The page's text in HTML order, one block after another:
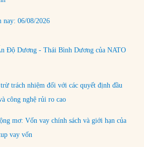
nay: 06/08/2026
Độ Dương - Thái Bình Dương của NATO
trách nhiệm đối với các quyết định đầu
công nghệ rủi ro cao
mơ: Vốn vay chính sách và giới hạn của
vay vốn